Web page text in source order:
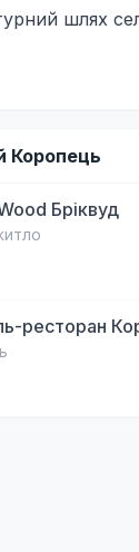
шлях
Коропець
Бріквуд
ресторан